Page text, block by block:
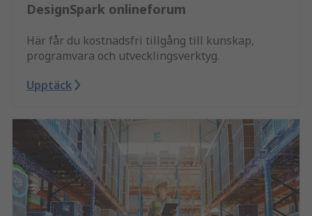
DesignSpark onlineforum
Här får du kostnadsfri tillgång till kunskap,
programvara och utvecklingsverktyg.
Upptäck